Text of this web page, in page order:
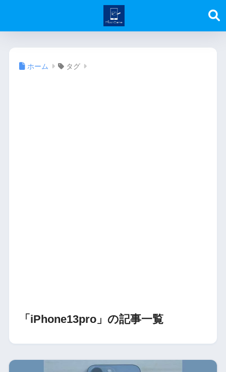
ホーム タグ
「iPhone13pro」の記事一覧